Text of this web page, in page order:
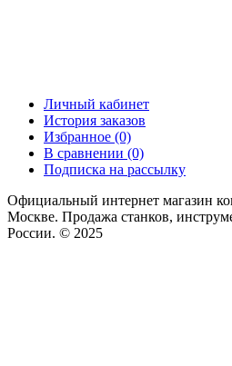
Личный кабинет
История заказов
Избранное (0)
В сравнении (0)
Подписка на рассылку
Официальный интернет магазин
Москве. Продажа станков,
России. © 2025